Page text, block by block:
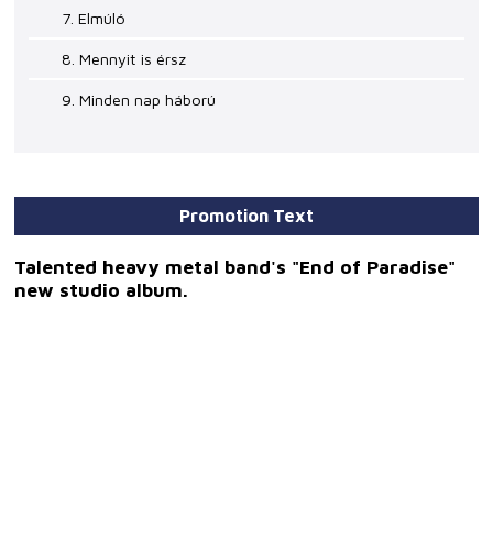
7. Elmúló
8. Mennyit is érsz
9. Minden nap háború
Promotion Text
Talented heavy metal band's "End of Paradise"
new studio album.